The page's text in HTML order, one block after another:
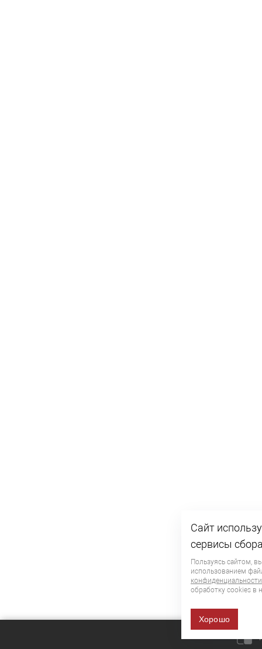
Сайт
сервисы
Пользуясь сайтом,
использованием
конфиденциальности
обработку сookies в
Хорошо